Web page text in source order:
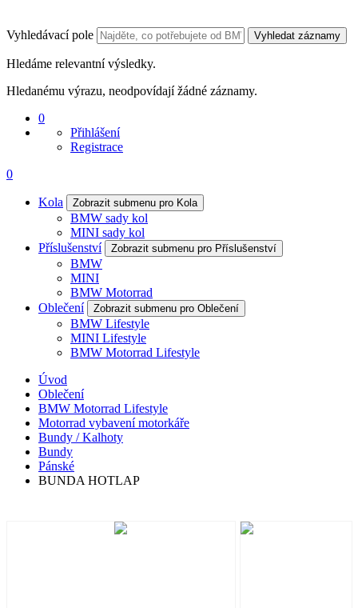
Vyhledávací pole Vyhledat záznamy
Hledáme relevantní výsledky.
Hledanému výrazu, neodpovídají žádné záznamy.
0
Přihlášení
Registrace
0
Kola Zobrazit submenu pro Kola
BMW sady kol
MINI sady kol
Příslušenství
Zobrazit submenu pro Příslušenství
BMW
MINI
BMW Motorrad
Oblečení
Zobrazit submenu pro Oblečení
BMW Lifestyle
MINI Lifestyle
BMW Motorrad Lifestyle
Úvod
Oblečení
BMW Motorrad Lifestyle
Motorrad vybavení motorkáře
Bundy / Kalhoty
Bundy
Pánské
BUNDA HOTLAP